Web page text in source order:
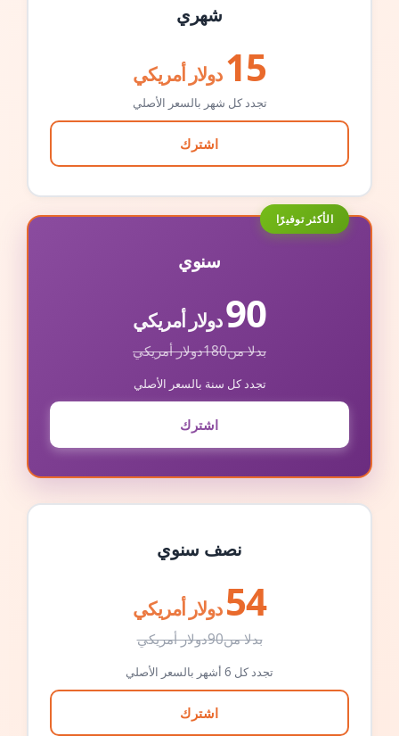
شهري
15 دولار أمريكي
تجدد كل شهر بالسعر الأصلي
اشترك
الأكثر توفيرًا
سنوي
90دولار أمريكي
بدلا من180دولار أمريكي
تجدد كل سنة بالسعر الأصلي
اشترك
نصف سنوي
54 دولار أمريكي
بدلا من90دولار أمريكي
تجدد كل 6 أشهر بالسعر الأصلي
اشترك